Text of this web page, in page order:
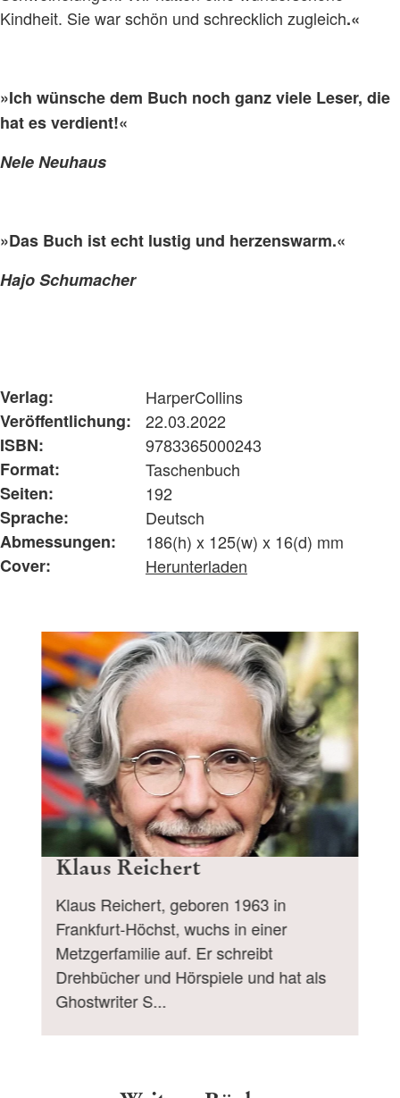
Kindheit. Sie war schön und schrecklich zugleich.«
»Ich wünsche dem Buch noch ganz viele Leser, die
hat es verdient!«
Nele Neuhaus
»Das Buch ist echt lustig und herzenswarm.«
Hajo Schumacher
Verlag:
HarperCollins
Veröffentlichung:
22.03.2022
ISBN:
9783365000243
Format:
Taschenbuch
Seiten:
192
Sprache:
Deutsch
Abmessungen:
186(h) x 125(w) x 16(d) mm
Cover:
Herunterladen
Klaus Reichert
Klaus Reichert, geboren 1963 in
Frankfurt-Höchst, wuchs in einer
Metzgerfamilie auf. Er schreibt
Drehbücher und Hörspiele und hat als
Ghostwriter S...